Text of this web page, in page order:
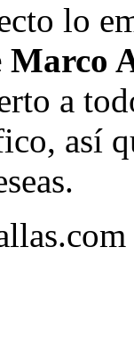
lo
Marco
a
así